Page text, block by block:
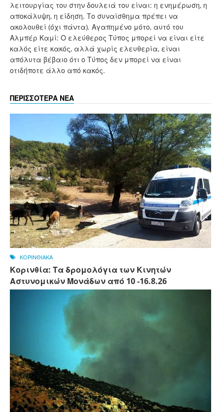
λειτουργίας του στην δουλειά του είναι: η ενημέρωση, η
αποκάλυψη, η είδηση. Το συναίσθημα πρέπει να
ακολουθεί (όχι πάντα). Αγαπημένο μότο, αυτό του
Αλμπέρ Καμί: Ο ελεύθερος Τύπος μπορεί να είναι είτε
καλός είτε κακός, αλλά χωρίς ελευθερία, είναι
απόλυτα βέβαιο ότι ο Τύπος δεν μπορεί να είναι
οτιδήποτε άλλο από κακός.
ΠΕΡΙΣΣΟΤΕΡΑ ΝΕΑ
ΚΟΡΙΝΘΙΑΚΑ
Κορινθία: Τα δρομολόγια των Κινητών
Αστυνομικών Μονάδων από 10 -16.8.26